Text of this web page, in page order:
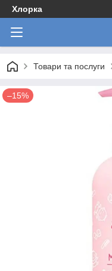
Хлорка
Товари та послуги
–15%